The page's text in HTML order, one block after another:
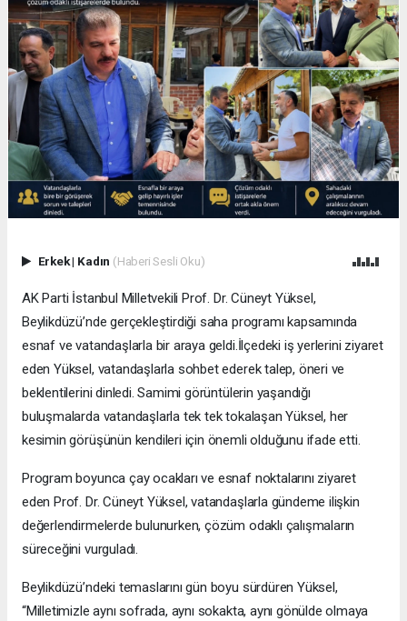
Erkek| Kadın (Haberi Sesli Oku)
AK Parti İstanbul Milletvekili Prof. Dr. Cüneyt Yüksel,
Beylikdüzü’nde gerçekleştirdiği saha programı kapsamında
esnaf ve vatandaşlarla bir araya geldi.İlçedeki iş yerlerini ziyaret
eden Yüksel, vatandaşlarla sohbet ederek talep, öneri ve
beklentilerini dinledi. Samimi görüntülerin yaşandığı
buluşmalarda vatandaşlarla tek tek tokalaşan Yüksel, her
kesimin görüşünün kendileri için önemli olduğunu ifade etti.
Program boyunca çay ocakları ve esnaf noktalarını ziyaret
eden Prof. Dr. Cüneyt Yüksel, vatandaşlarla gündeme ilişkin
değerlendirmelerde bulunurken, çözüm odaklı çalışmaların
süreceğini vurguladı.
Beylikdüzü’ndeki temaslarını gün boyu sürdüren Yüksel,
“Milletimizle aynı sofrada, aynı sokakta, aynı gönülde olmaya